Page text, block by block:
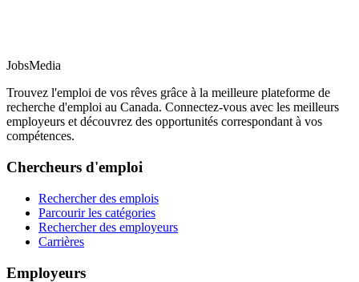
JobsMedia
Trouvez l'emploi de vos rêves grâce à la meilleure plateforme de
recherche d'emploi au Canada. Connectez-vous avec les meilleurs
employeurs et découvrez des opportunités correspondant à vos
compétences.
Chercheurs d'emploi
Rechercher des emplois
Parcourir les catégories
Rechercher des employeurs
Carrières
Employeurs